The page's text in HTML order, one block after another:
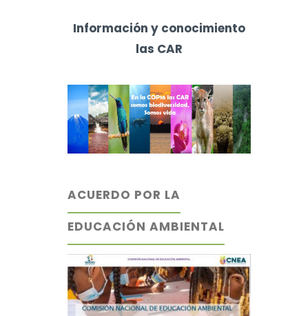
Información y conocimiento
las CAR
ACUERDO POR LA
EDUCACIÓN AMBIENTAL